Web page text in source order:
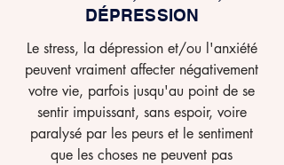
DÉPRESSION
Le stress, la dépression et/ou l'anxiété
peuvent vraiment affecter négativement
votre vie, parfois jusqu'au point de se
sentir impuissant, sans espoir, voire
paralysé par les peurs et le sentiment
que les choses ne peuvent pas